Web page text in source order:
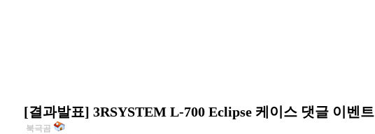
[결과발표] 3RSYSTEM L-700 Eclipse 케이스 댓글 이벤트
북극곰